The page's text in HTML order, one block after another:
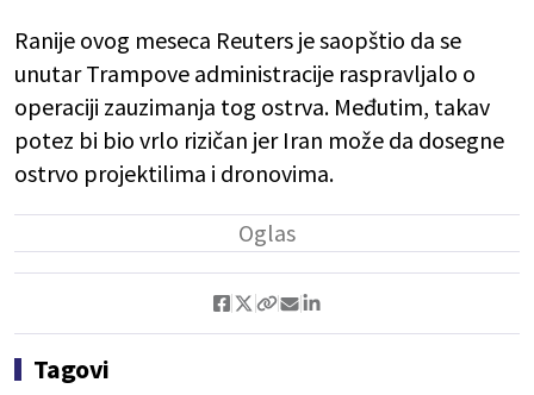
Ranije ovog meseca Reuters je saopštio da se
unutar Trampove administracije raspravljalo o
operaciji zauzimanja tog ostrva. Međutim, takav
potez bi bio vrlo rizičan jer Iran može da dosegne
ostrvo projektilima i dronovima.
Tagovi